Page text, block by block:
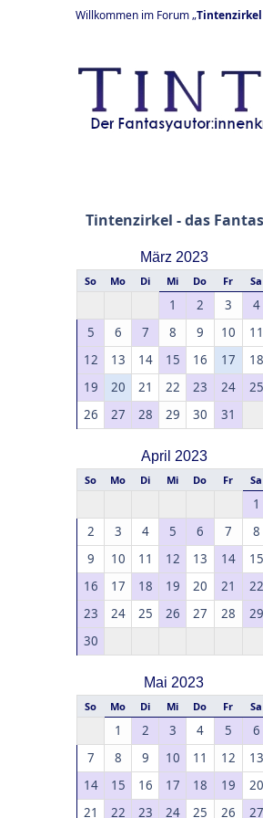
Willkommen im Forum „
Tintenzirkel - das
März 2023
So Mo Di Mi Do Fr Sa
1 2 3
4
5
6 7 8 9 10
11
12
13 14 15 16 17
18
19
20 21 22 23 24
25
26
27 28 29 30 31
April 2023
So Mo Di Mi Do Fr Sa
1
2
3 4 5 6 7
8
9
10 11 12 13 14
15
16
17 18 19 20 21
22
23
24 25 26 27 28
29
30
Mai 2023
So Mo Di Mi Do Fr Sa
1 2 3 4 5
6
7
8 9 10 11 12
13
14
15 16 17 18 19
20
21
22 23 24 25 26 27